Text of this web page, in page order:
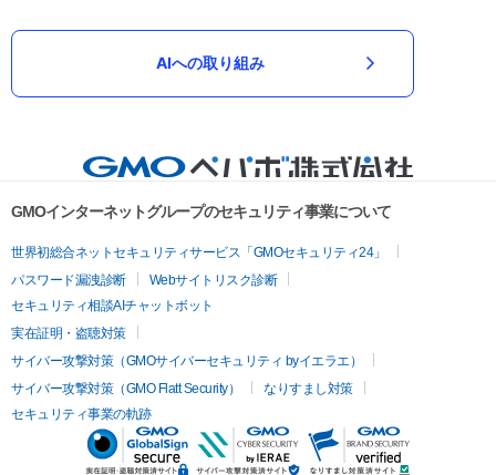
AIへの取り組み
GMOインターネットグループのセキュリティ事業について
世界初総合ネットセキュリティサービス「GMOセキュリティ24」
パスワード漏洩診断
Webサイトリスク診断
セキュリティ相談AIチャットボット
実在証明・盗聴対策
サイバー攻撃対策（GMOサイバーセキュリティ byイエラエ）
サイバー攻撃対策（GMO Flatt Security）
なりすまし対策
セキュリティ事業の軌跡